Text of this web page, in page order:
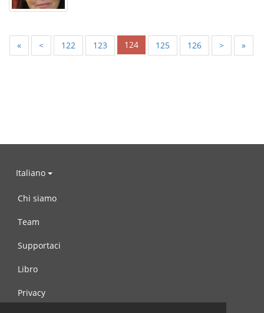
« < 122 123 124 125 126 > »
Italiano
Chi siamo
Team
Supportaci
Libro
Privacy